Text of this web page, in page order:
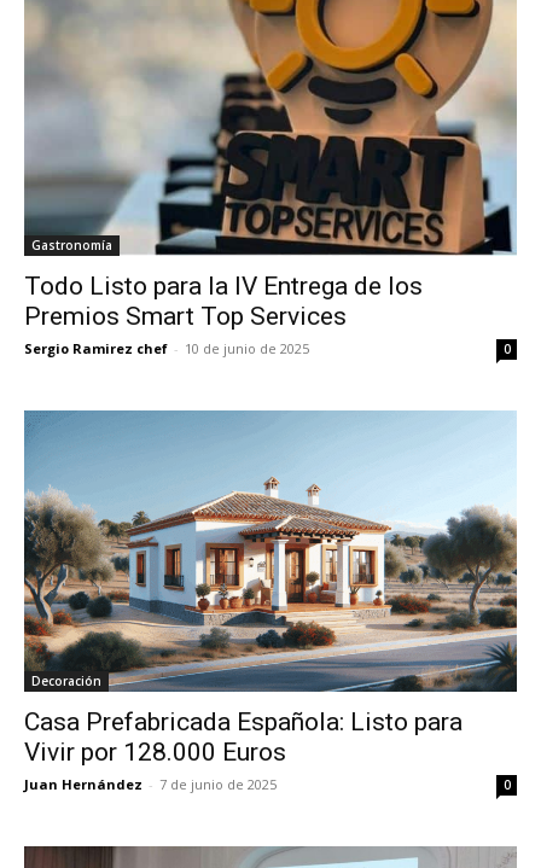
Gastronomía
Todo Listo para la IV Entrega de los
Premios Smart Top Services
Sergio Ramirez chef - 10 de junio de 2025 0
Decoración
Casa Prefabricada Española: Listo para
Vivir por 128.000 Euros
Juan Hernández - 7 de junio de 2025 0